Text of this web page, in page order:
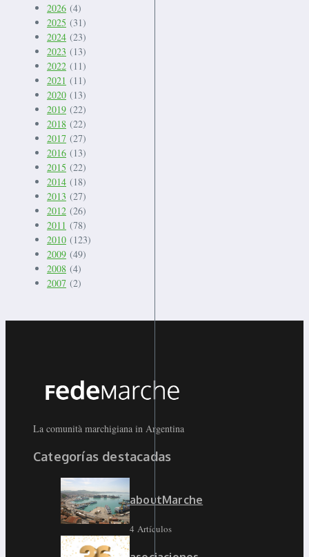
2026 (4)
2025 (31)
2024 (23)
2023 (13)
2022 (11)
2021 (11)
2020 (13)
2019 (22)
2018 (22)
2017 (27)
2016 (13)
2015 (22)
2014 (18)
2013 (27)
2012 (26)
2011 (78)
2010 (123)
2009 (49)
2008 (4)
2007 (2)
La comunità marchigiana in Argentina
Categorías destacadas
aboutMarche
4 Artículos